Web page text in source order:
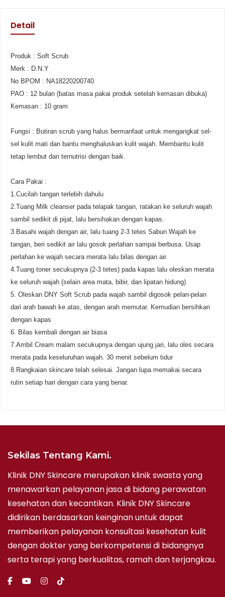
Detail
Produk : Soft Scrub
Merk : D.N.Y
No BPOM : NA18220200740
PAO : 12 bulan (batas masa pakai produk setelah kemasan dibuka)
Kemasan : 10 gram
Fungsi : Butiran scrub yang halus bermanfaat untuk mengangkat sel-
sel kulit mati dan bantu menghaluskan kulit wajah. Membantu kulit
tetap lembut dan ternutrisi dengan baik.
Cara Pakai :
1.Cucilah tangan terlebih dahulu
2.Tuang Milk cleanser pada telapak tangan, ratakan ke seluruh wajah
sambil sedikit di pijat, lalu bersihakan dengan kapas.
3.Basahi wajah dengan air, lalu tuang 2-3 tetes Sabun Wajah ke
tangan, beri sedikit air lalu gosok perlahan sampai berbusa. Usap
perlahan ke wajah secara merata lalu bilas dengan air.
4.Tuang toner secukupnya (2-3 tetes) pada kapas lalu oleskan merata
ke seluruh wajah (selain area mata, bibir, dan lipatan hidung)
5. Oleskan DNY Soft Scrub pada wajah sambil digosok pelan-pelan
dari arah bawah ke atas, dengan arah memutar. Kemudian bersihkan
dengan kapas
6. Bilas kembali dengan air biasa
7.Ambil Cream malam secukupnya dengan ujung jari, lalu oles secara
merata pada keseluruhan wajah. 30 menit sebelum tidur
8.Rangkaian skincare telah selesai. Jangan lupa memakai secara
rutin setiap hari dengan cara yang benar.
Sekilas Tentang Kami.
Klinik DNY Skincare merupakan klinik swasta yang
menawarkan pelayanan jasa di bidang perawatan
kesehatan dan kecantikan. Klinik DNY Skincare
didirikan berdasarkan keinginan untuk dapat
memberikan pelayanan konsultasi kesehatan kulit
dengan dokter yang berkompetensi di bidangnya
serta terapi yang berkualitas, ramah dan terjangkau.